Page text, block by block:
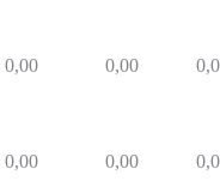
0,00 0,00
0,00 0,00